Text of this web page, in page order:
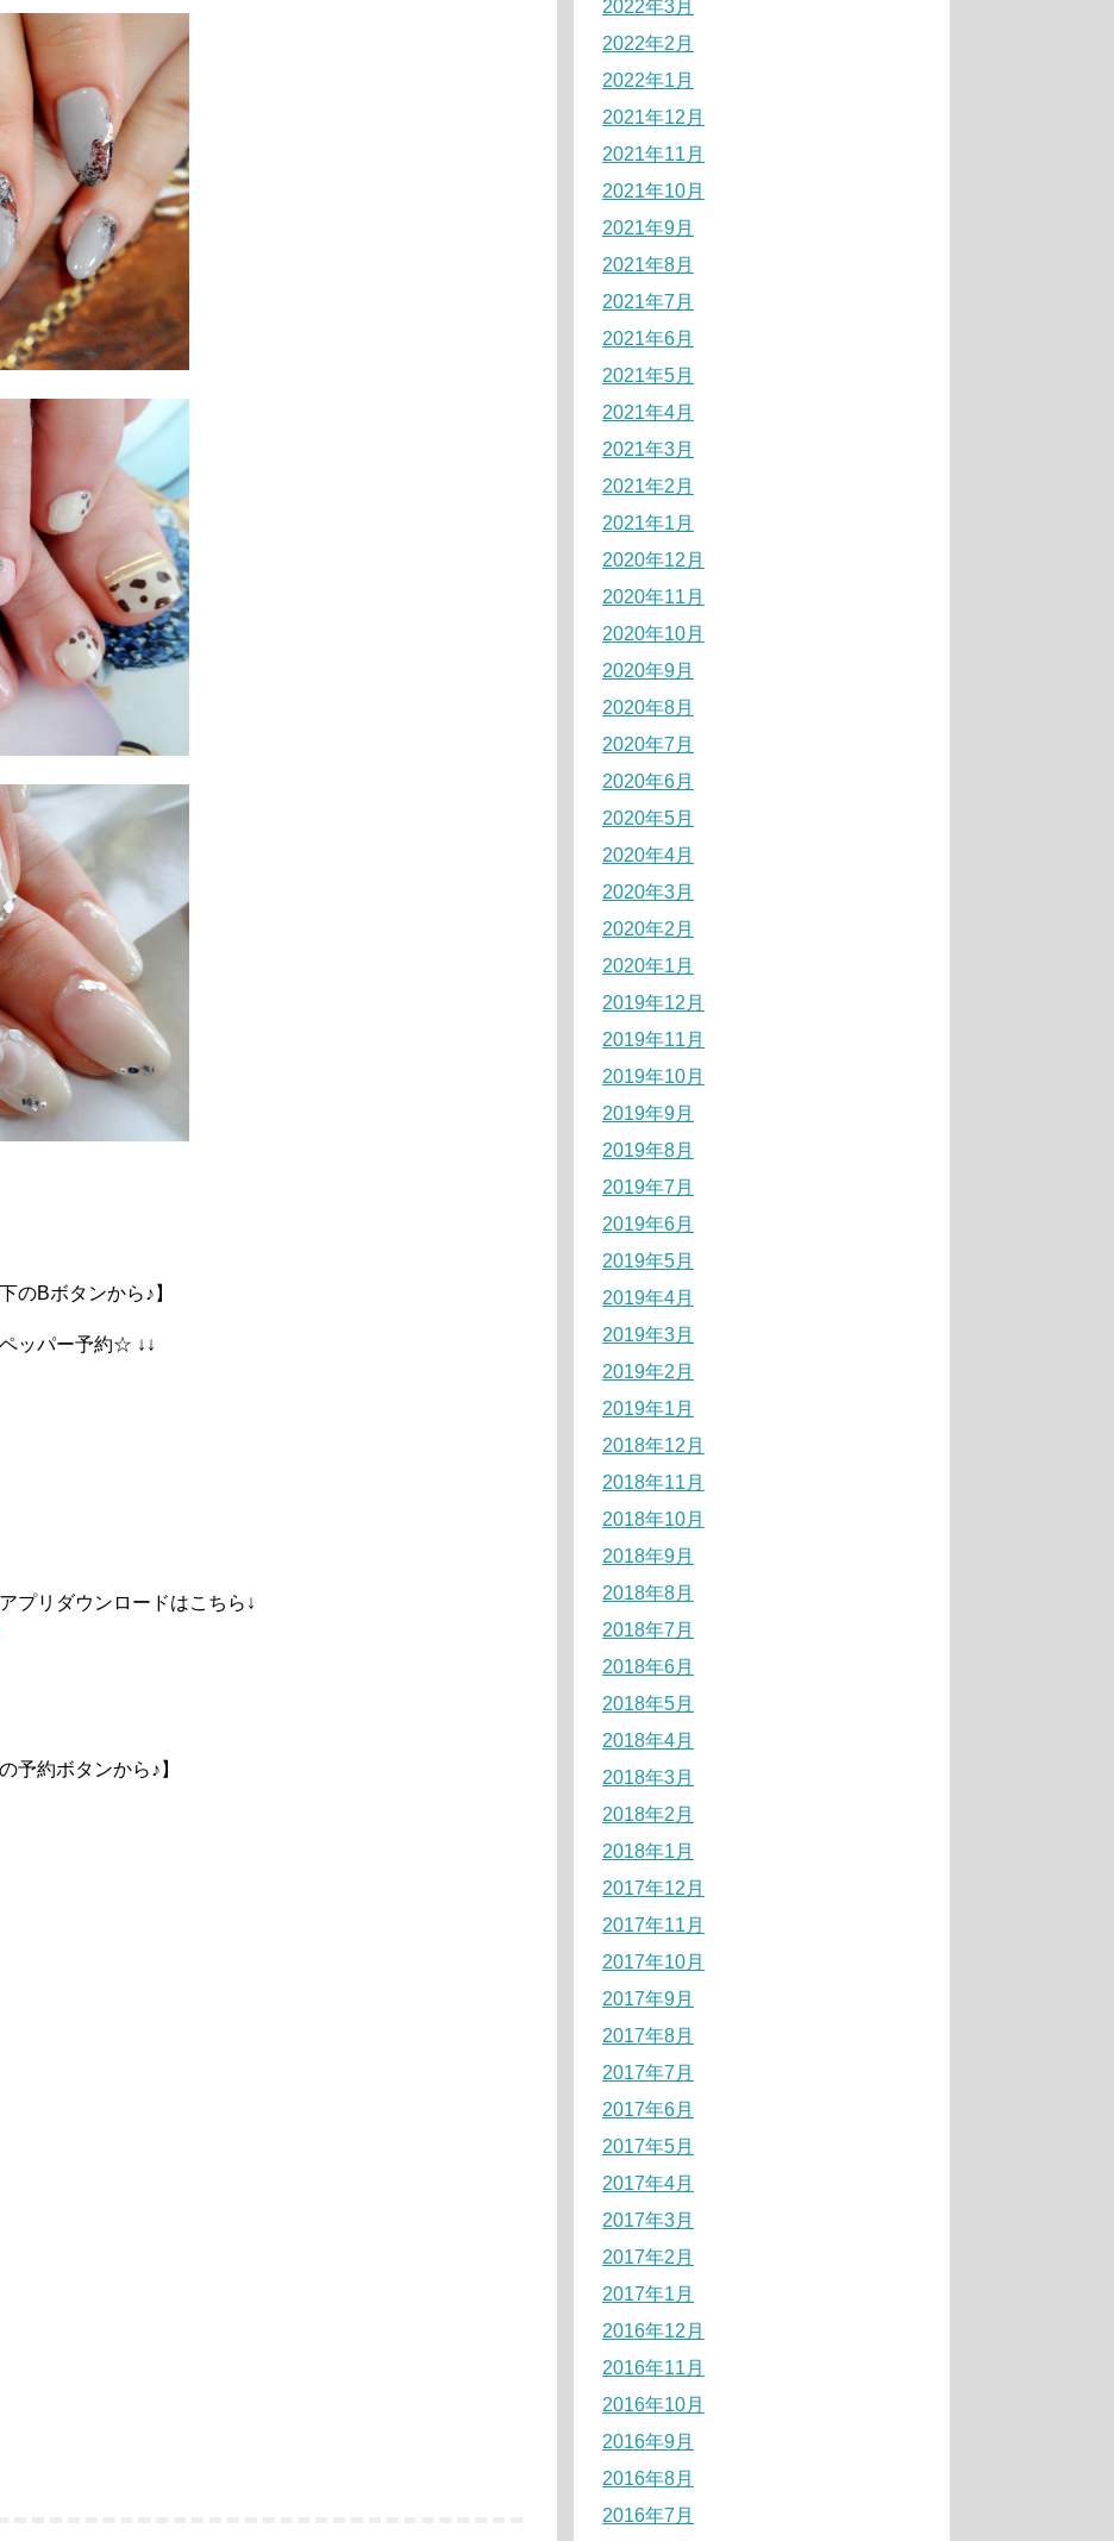
のBボタンから♪】
ッパー予約☆ ↓↓
プリダウンロードはこちら↓
予約ボタンから♪】
2022年3月
2022年2月
2022年1月
2021年12月
2021年11月
2021年10月
2021年9月
2021年8月
2021年7月
2021年6月
2021年5月
2021年4月
2021年3月
2021年2月
2021年1月
2020年12月
2020年11月
2020年10月
2020年9月
2020年8月
2020年7月
2020年6月
2020年5月
2020年4月
2020年3月
2020年2月
2020年1月
2019年12月
2019年11月
2019年10月
2019年9月
2019年8月
2019年7月
2019年6月
2019年5月
2019年4月
2019年3月
2019年2月
2019年1月
2018年12月
2018年11月
2018年10月
2018年9月
2018年8月
2018年7月
2018年6月
2018年5月
2018年4月
2018年3月
2018年2月
2018年1月
2017年12月
2017年11月
2017年10月
2017年9月
2017年8月
2017年7月
2017年6月
2017年5月
2017年4月
2017年3月
2017年2月
2017年1月
2016年12月
2016年11月
2016年10月
2016年9月
2016年8月
2016年7月